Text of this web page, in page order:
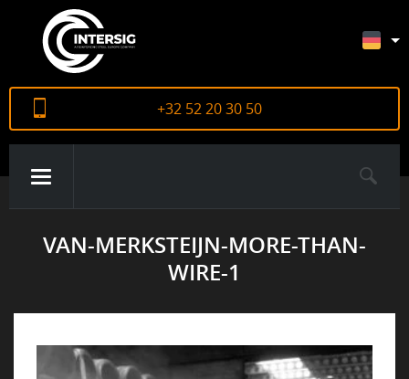
+32 52 20 30 50
ÜBER UNS
ZERTIFIKATE
VAN-MERKSTEIJN-MORE-THAN-
WIRE-1